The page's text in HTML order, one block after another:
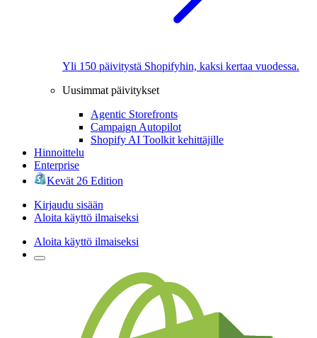
Yli 150 päivitystä Shopifyhin, kaksi kertaa vuodessa.
Uusimmat päivitykset
Agentic Storefronts
Campaign Autopilot
Shopify AI Toolkit kehittäjille
Hinnoittelu
Enterprise
Kevät 26 Edition
Kirjaudu sisään
Aloita käyttö ilmaiseksi
Aloita käyttö ilmaiseksi